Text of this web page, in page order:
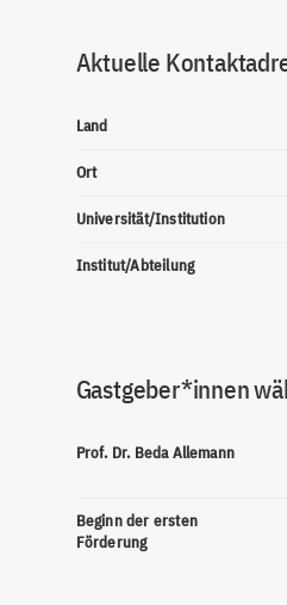
Aktuelle
Land
Ort
Universität/Institution
Institut/Abteilung
Gastgeber*innen
Prof. Dr. Beda Allemann
Beginn der ersten
Förderung